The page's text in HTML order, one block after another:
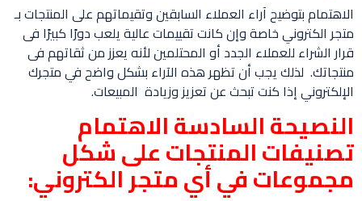
الاهتمام بتوضيح آراء العملاء السابقين وتقيماتهم على المنتجات بـ
متجر الكتروني خاصة وإن كانت تقييمات عالية يلعب دورًا كبيرًا فى
قرار الشراء للعملاء الجدد أو المحتلمين لأنه يعزز من ثقاتهم فى
منتجاتك. لذلك يجب أن تظهر هذه الآراء بشكل واضح في متجرك
الإلكتروني إذا كنت تبحث عن تعزيز وزيادة المبيعات.
النصيحة السادسة الاهتمام
تصنيفات المنتجات على شكل
مجموعات في أي متجر الكتروني: